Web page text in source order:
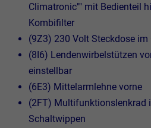
Climatronic"" mit Bedienteil
Kombifilter
(9Z3) 230 Volt Steckdose im
(8I6) Lendenwirbelstützen
einstellbar
(6E3) Mittelarmlehne vorne
(2FT) Multifunktionslenkrad
Schaltwippen